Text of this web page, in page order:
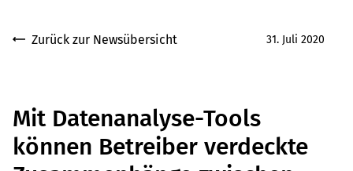
Zurück zur Newsübersicht 31. Juli 2020
Mit Datenanalyse-Tools
können Betreiber verdeckte